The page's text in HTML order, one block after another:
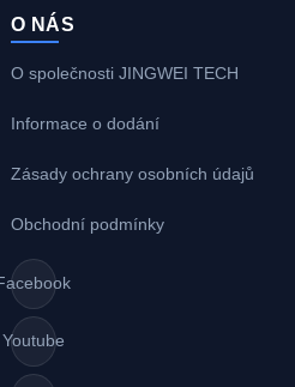
O NÁS
O společnosti JINGWEI TECH
Informace o dodání
Zásady ochrany osobních údajů
Obchodní podmínky
Youtube